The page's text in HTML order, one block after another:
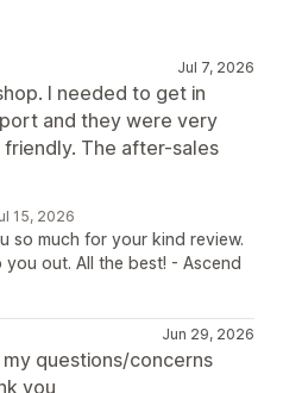
Jul 7, 2026
I needed to get in
and they were very
The after-sales
15, 2026
so much for your kind review.
out. All the best! - Ascend
Jun 29, 2026
questions/concerns
you